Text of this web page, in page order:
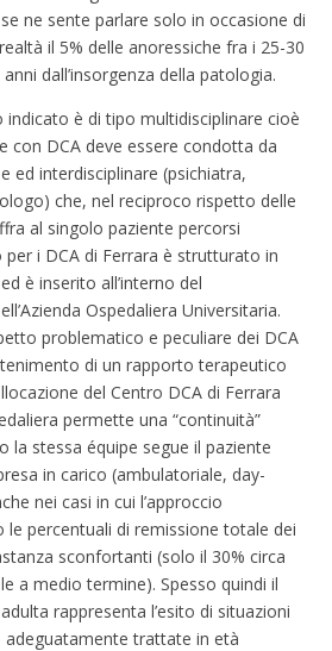
ne sente parlare solo in occasione di
il 5% delle anoressiche fra i 25-30
dall’insorgenza della patologia.
indicato è di tipo multidisciplinare cioè
con DCA deve essere condotta da
ed interdisciplinare (psichiatra,
che, nel reciproco rispetto delle
al singolo paziente percorsi
i DCA di Ferrara è strutturato in
è inserito all’interno del
Ospedaliera Universitaria.
problematico e peculiare dei DCA
di un rapporto terapeutico
del Centro DCA di Ferrara
permette una “continuità”
la stessa équipe segue il paziente
in carico (ambulatoriale, day-
nei casi in cui l’approccio
percentuali di remissione totale dei
sconfortanti (solo il 30% circa
a medio termine). Spesso quindi il
rappresenta l’esito di situazioni
trattate in età